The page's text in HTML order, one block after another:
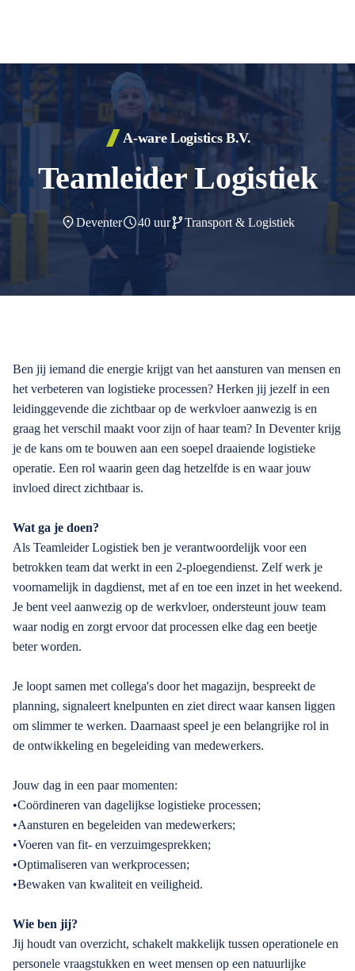
Finance & Accounting
IT
Productie
Quality Assurance
Safety, Health & Environment
Supply Chain
Traineeships
A-ware Logistics B.V.
Teamleider Logistiek
Deventer 40 uur Transport & Logistiek
Ben jij iemand die energie krijgt van het aansturen van mensen en
het verbeteren van logistieke processen? Herken jij jezelf in een
leidinggevende die zichtbaar op de werkvloer aanwezig is en
graag het verschil maakt voor zijn of haar team? In Deventer krijg
je de kans om te bouwen aan een soepel draaiende logistieke
operatie. Een rol waarin geen dag hetzelfde is en waar jouw
invloed direct zichtbaar is.
Wat ga je doen?
Als Teamleider Logistiek ben je verantwoordelijk voor een
betrokken team dat werkt in een 2-ploegendienst. Zelf werk je
voornamelijk in dagdienst, met af en toe een inzet in het weekend.
Je bent veel aanwezig op de werkvloer, ondersteunt jouw team
waar nodig en zorgt ervoor dat processen elke dag een beetje
beter worden.
Je loopt samen met collega's door het magazijn, bespreekt de
planning, signaleert knelpunten en ziet direct waar kansen liggen
om slimmer te werken. Daarnaast speel je een belangrijke rol in
de ontwikkeling en begeleiding van medewerkers.
Jouw dag in een paar momenten:
•Coördineren van dagelijkse logistieke processen;
•Aansturen en begeleiden van medewerkers;
•Voeren van fit- en verzuimgesprekken;
•Optimaliseren van werkprocessen;
•Bewaken van kwaliteit en veiligheid.
Wie ben jij?
Jij houdt van overzicht, schakelt makkelijk tussen operationele en
personele vraagstukken en weet mensen op een natuurlijke